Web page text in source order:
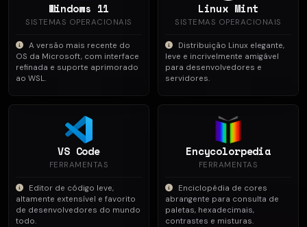
Windows 11
SISTEMAS OPERACIONAIS
A versão mais recente do
OS da Microsoft, com interface
refinada e suporte aprimorado
ao WSL.
Linux Mint
SISTEMAS OPERACIONAIS
Distribuição Linux elegante,
leve e incrivelmente amigável
para desenvolvedores e
servidores.
VS Code
FERRAMENTAS
Editor de código leve,
altamente extensível e favorito
de desenvolvedores do mundo
todo.
Encycolorpedia
FERRAMENTAS
Enciclopédia de cores
abrangente para consulta de
paletas, hexadecimais,
contrastes e misturas.